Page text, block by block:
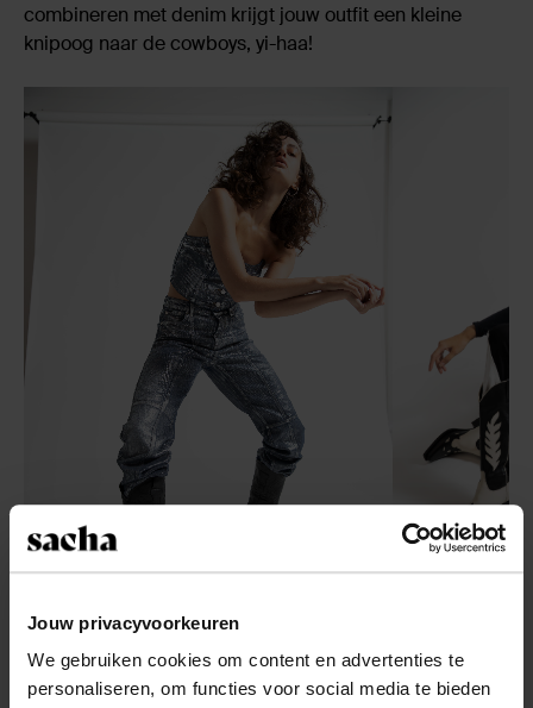
Jouw privacyvoorkeuren
We gebruiken cookies om content en advertenties te
personaliseren, om functies voor social media te bieden
combineren met denim krijgt jouw outfit een kleine
knipoog naar de cowboys, yi-haa!